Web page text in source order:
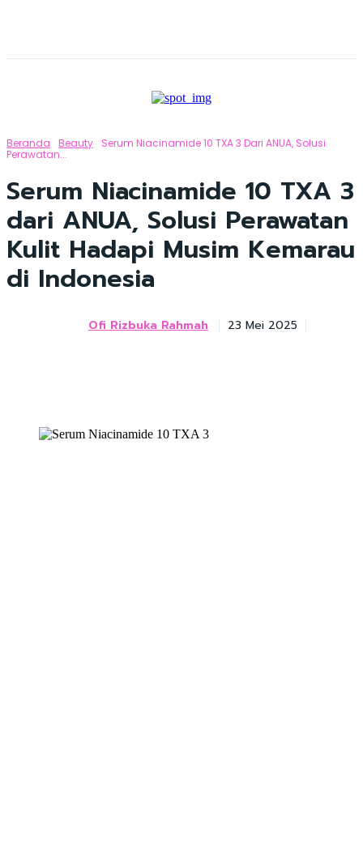
Beranda Beauty
Serum Niacinamide 10 TXA 3 Dari ANUA, Solusi
Perawatan...
Serum Niacinamide 10 TXA 3
dari ANUA, Solusi Perawatan
Kulit Hadapi Musim Kemarau
di Indonesia
Ofi Rizbuka Rahmah 23 Mei 2025